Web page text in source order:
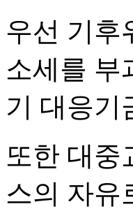
우선 기후
소세를 부
기 대응기
또한 대중
스의 자유